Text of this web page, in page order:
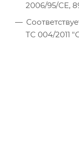
2006/95/СЕ,
ТС 004/2011